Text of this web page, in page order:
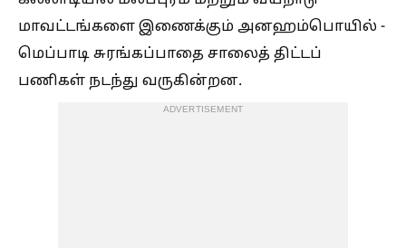
மாவட்டங்களை இணைக்கும் அனஹம்பொயில் -
மெப்பாடி சுரங்கப்பாதை சாலைத் திட்டப்
பணிகள் நடந்து வருகின்றன.
ADVERTISEMENT